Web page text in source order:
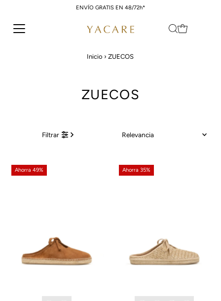
Ir directamente al contenido
ENVÍO GRATIS EN 48/72h*
Inicio › ZUECOS
ZUECOS
Filtrar
Más relevantes
Precio, mayor a menor
Fecha: antiguo(a) a
antiguo(a)
Ahorra 49% Ahorra 35%